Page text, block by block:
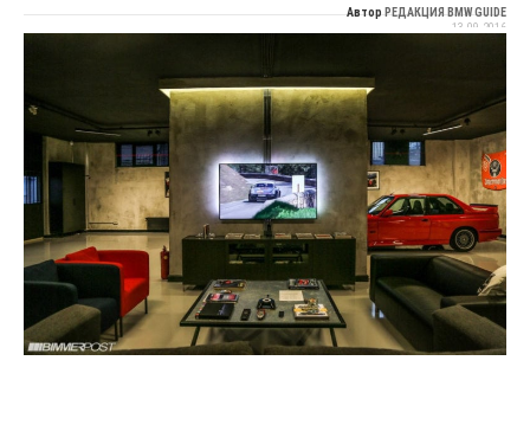
АвторРЕДАКЦИЯ BMW GUIDE
13.09.2016